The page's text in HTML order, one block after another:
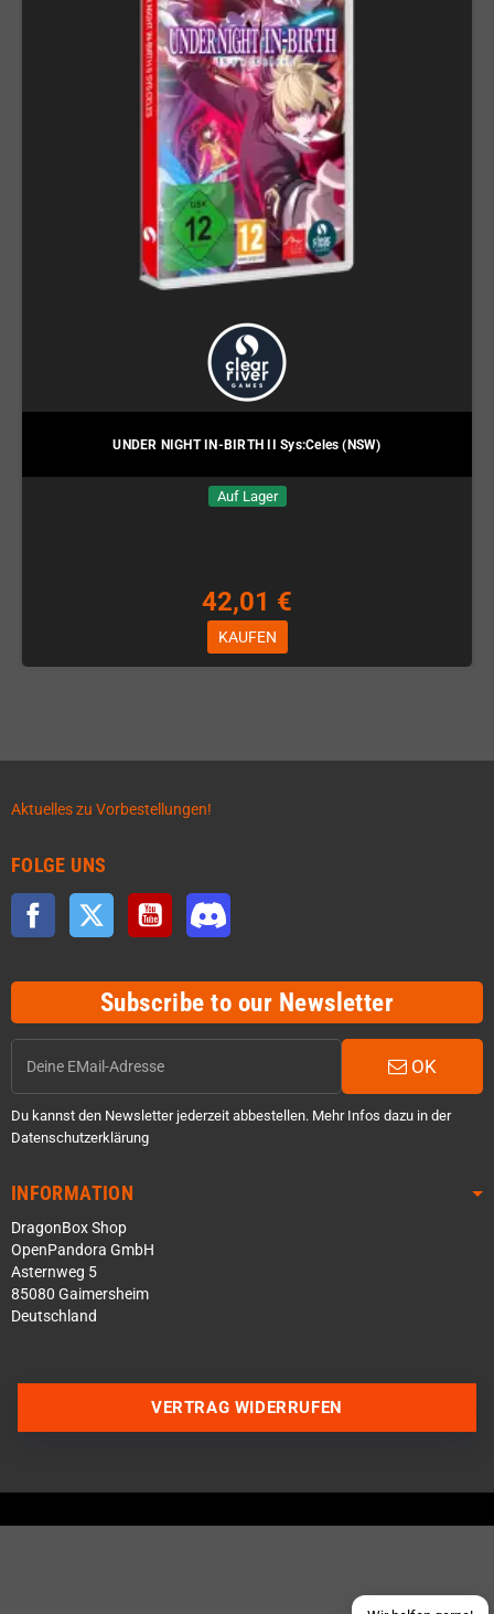
UNDER NIGHT IN-BIRTH II Sys:Celes (NSW)
Auf Lager
42,01 €
KAUFEN
Aktuelles zu Vorbestellungen!
FOLGE UNS
Facebook Twitter YouTube
Subscribe to our Newsletter
OK
Du kannst den Newsletter jederzeit abbestellen. Mehr Infos dazu in der
Datenschutzerklärung
INFORMATION
DragonBox Shop
OpenPandora GmbH
Asternweg 5
85080 Gaimersheim
Deutschland
Über WhatsApp schreiben
Schick uns eine eMail
VERTRAG WIDERRUFEN